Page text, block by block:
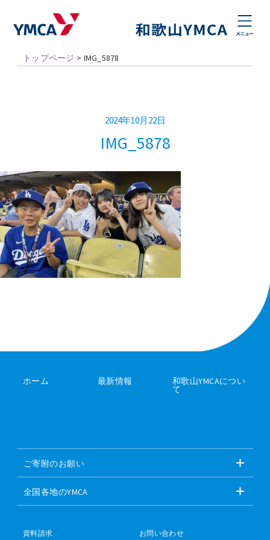
トップページ > IMG_5878
2024年10月22日
IMG_5878
ホーム 最新情報 和歌山YMCAについ
て
ご寄附のお願い
全国各地のYMCA
資料請求 お問い合わせ